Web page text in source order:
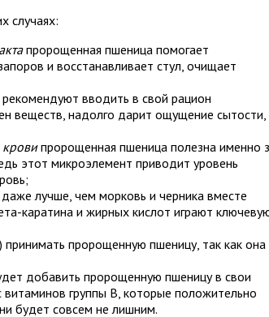
случаях:
пророщенная пшеница помогает
и восстанавливает стул, очищает
вводить в свой рацион
веществ, надолго дарит ощущение
пророщенная пшеница полезна именно
этот микроэлемент приводит уровень
лучше, чем морковь и черника вместе
каратина и жирных кислот играют
пророщенную пшеницу, так как она
добавить пророщенную пшеницу в свои
группы В, которые положительно
будет совсем не лишним.